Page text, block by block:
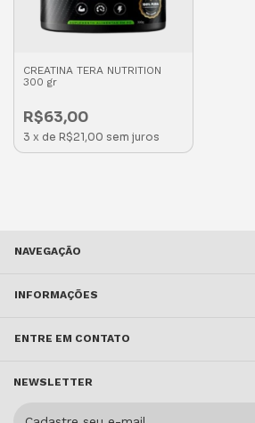
CREATINA TERA NUTRITION
300 gr
R$63,00
3 x de R$21,00 sem juros
NAVEGAÇÃO
INFORMAÇÕES
ENTRE EM CONTATO
NEWSLETTER